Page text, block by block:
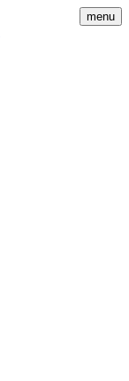
menu